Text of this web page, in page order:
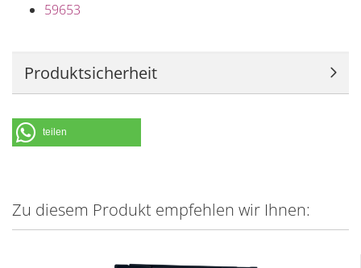
59653
Produktsicherheit
teilen
Zu diesem Produkt empfehlen wir Ihnen: